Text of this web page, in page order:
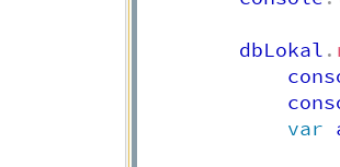
        dbLokal
.
var